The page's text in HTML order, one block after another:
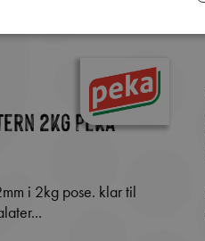
2kg Peka